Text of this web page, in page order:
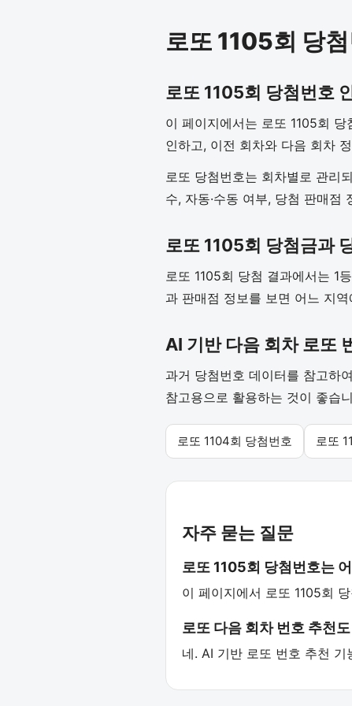
로또 1105회 당
로또 1105회 당첨번호
이 페이지에서는 로또 1105회
인하고, 이전 회차와 다음 회차
로또 당첨번호는 회차별로 관리
수, 자동·수동 여부, 당첨 판매점
로또 1105회 당첨금과
로또 1105회 당첨 결과에서는 1
과 판매점 정보를 보면 어느 지
AI 기반 다음 회차 로또
과거 당첨번호 데이터를 참고하
참고용으로 활용하는 것이 좋습
로또 1104회 당첨번호 로또
자주 묻는 질문
로또 1105회 당첨번호는
이 페이지에서 로또 1105회
로또 다음 회차 번호 추천
네. AI 기반 로또 번호 추천